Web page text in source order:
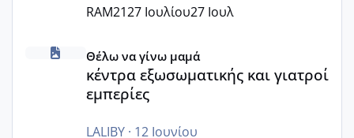
RAM2127 Ιουλίου27 Ιουλ
κέντρα εξωσωματικής και γιατροί εμπερίες
Θέλω να γίνω μαμά
κέντρα εξωσωματικής και γιατροί
εμπερίες
LALIBY· 12 Ιουνίου